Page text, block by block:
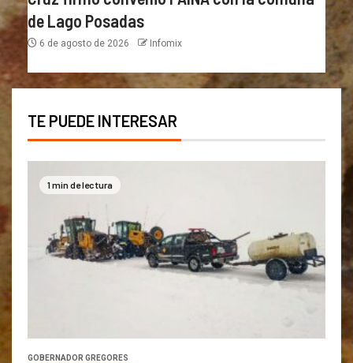
de Lago Posadas
6 de agosto de 2026 Infomix
TE PUEDE INTERESAR
1 min de lectura
GOBERNADOR GREGORES